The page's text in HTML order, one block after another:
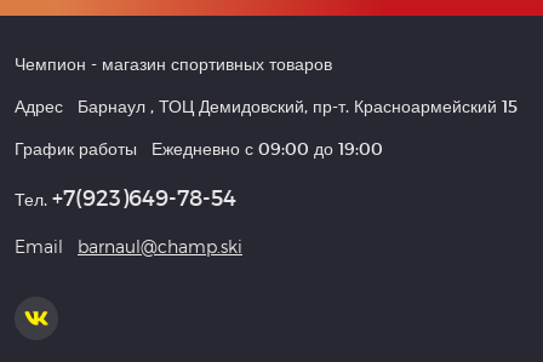
Чемпион - магазин спортивных товаров
Адрес Барнаул , ТОЦ Демидовский, пр-т. Красноармейский 15
График работы Ежедневно с 09:00 до 19:00
Тел. +7(923)649-78-54
Email barnaul@champ.ski